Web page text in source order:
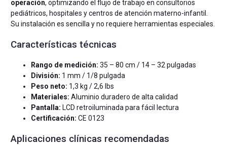
operación, optimizando el flujo de trabajo en consultorios
pediátricos, hospitales y centros de atención materno-infantil.
Su instalación es sencilla y no requiere herramientas especiales.
Características técnicas
Rango de medición: 35 – 80 cm / 14 – 32 pulgadas
División: 1 mm / 1/8 pulgada
Peso neto: 1,3 kg / 2,6 lbs
Materiales: Aluminio duradero de alta calidad
Pantalla: LCD retroiluminada para fácil lectura
Certificación: CE 0123
Aplicaciones clínicas recomendadas